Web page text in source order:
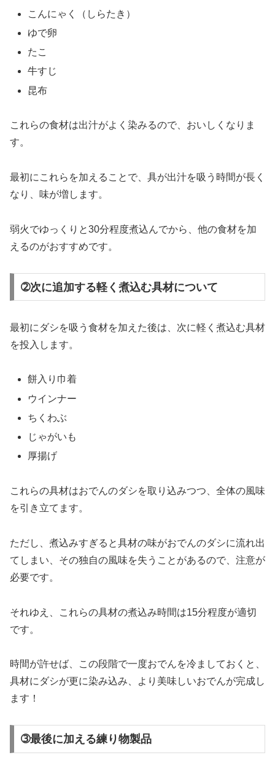
こんにゃく（しらたき）
ゆで卵
たこ
牛すじ
昆布
これらの食材は出汁がよく染みるので、おいしくなりま
す。
最初にこれらを加えることで、具が出汁を吸う時間が長く
なり、味が増します。
弱火でゆっくりと30分程度煮込んでから、他の食材を加
えるのがおすすめです。
➁次に追加する軽く煮込む具材について
最初にダシを吸う食材を加えた後は、次に軽く煮込む具材
を投入します。
餅入り巾着
ウインナー
ちくわぶ
じゃがいも
厚揚げ
これらの具材はおでんのダシを取り込みつつ、全体の風味
を引き立てます。
ただし、煮込みすぎると具材の味がおでんのダシに流れ出
てしまい、その独自の風味を失うことがあるので、注意が
必要です。
それゆえ、これらの具材の煮込み時間は15分程度が適切
です。
時間が許せば、この段階で一度おでんを冷ましておくと、
具材にダシが更に染み込み、より美味しいおでんが完成し
ます！
➂最後に加える練り物製品